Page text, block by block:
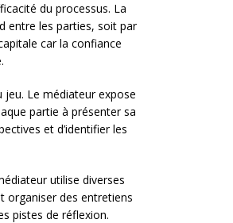
du processus. La
entre les parties, soit par
car la confiance
jeu. Le médiateur expose
partie à présenter sa
et d’identifier les
utilise diverses
organiser des entretiens
pistes de réflexion.